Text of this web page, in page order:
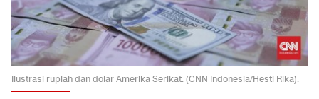
Ilustrasi rupiah dan dolar Amerika Serikat. (CNN Indonesia/Hesti Rika).